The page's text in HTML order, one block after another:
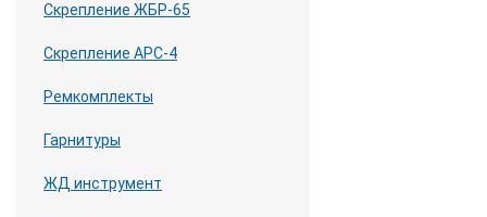
Скрепление ЖБР-65
Скрепление АРС-4
Ремкомплекты
Гарнитуры
ЖД инструмент